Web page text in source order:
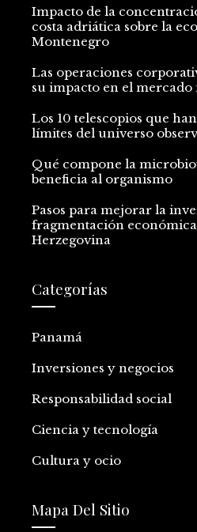
Impacto de la
costa adriática sobre la
Montenegro
Las operaciones
su impacto en el
Los 10 telescopios que
límites del universo
Qué compone la
beneficia al organismo
Pasos para mejorar la
fragmentación
Herzegovina
Categorías
Panamá
Inversiones y negocios
Responsabilidad social
Ciencia y tecnología
Cultura y ocio
Mapa Del Sitio